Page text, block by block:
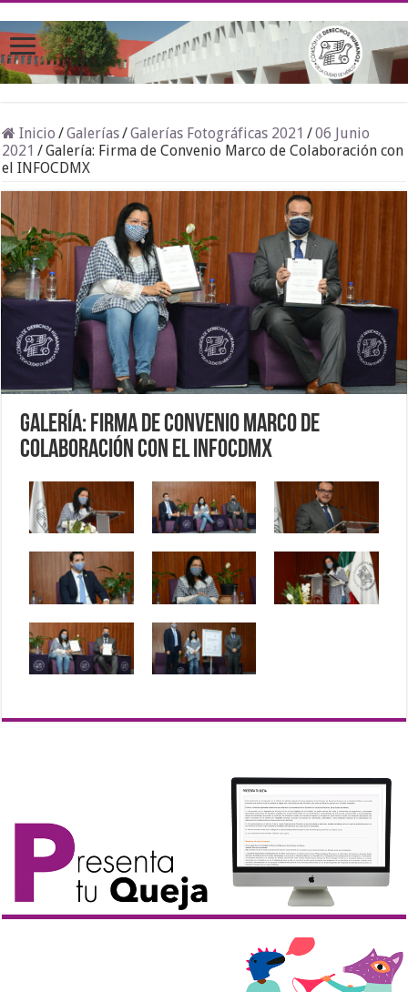
Inicio /Galerías/Galerías Fotográficas 2021 /06 Junio
2021 /Galería: Firma de Convenio Marco de Colaboración con
el INFOCDMX
Galería: Firma de Convenio Marco de
Colaboración con el INFOCDMX